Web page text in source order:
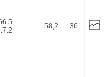
58,2 36